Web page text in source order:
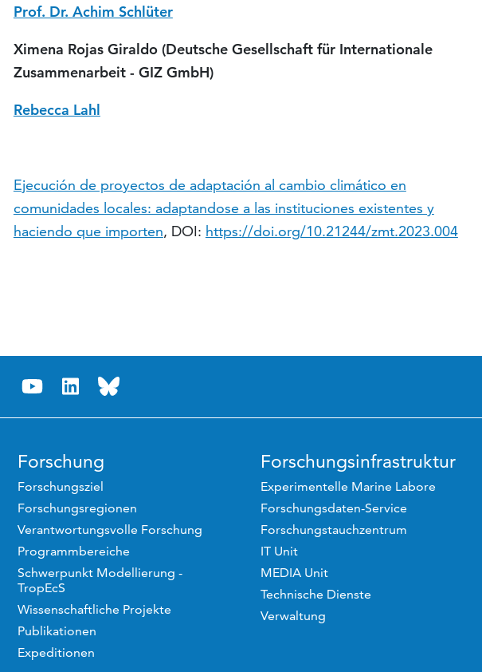
Prof. Dr. Achim Schlüter
Ximena Rojas Giraldo (Deutsche Gesellschaft für Internationale
Zusammenarbeit - GIZ GmbH)
Rebecca Lahl
Ejecución de proyectos de adaptación al cambio climático en
comunidades locales: adaptandose a las instituciones existentes y
haciendo que importen, DOI: https://doi.org/10.21244/zmt.2023.004
Forschung
Forschungsziel
Forschungsregionen
Verantwortungsvolle Forschung
Programmbereiche
Schwerpunkt Modellierung -
TropEcS
Wissenschaftliche Projekte
Publikationen
Expeditionen
Forschungsinfrastruktur
Experimentelle Marine Labore
Forschungsdaten-Service
Forschungstauchzentrum
IT Unit
MEDIA Unit
Technische Dienste
Verwaltung